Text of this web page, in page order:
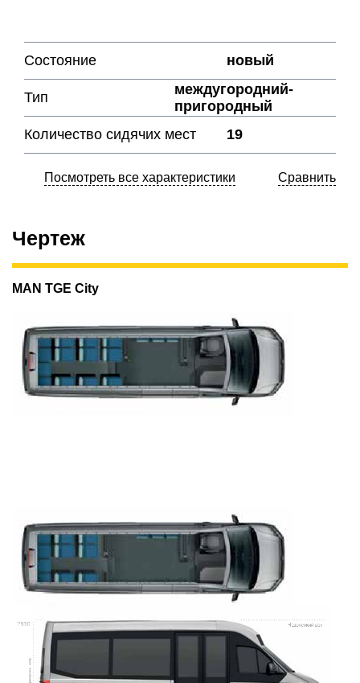
Состояние новый
Тип
междугородний-
пригородный
Количество сидячих мест
19
Посмотреть все характеристики Сравнить
Чертеж
MAN TGE City